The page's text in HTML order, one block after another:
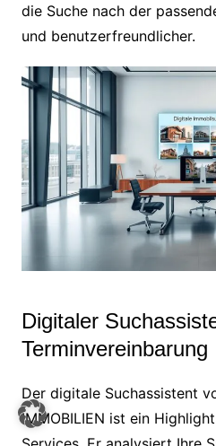
die Suche nach der
und benutzerfreundlicher.
Digitaler
Terminvereinbarung
Der digitale Suchassistent
IMMOBILIEN ist ein